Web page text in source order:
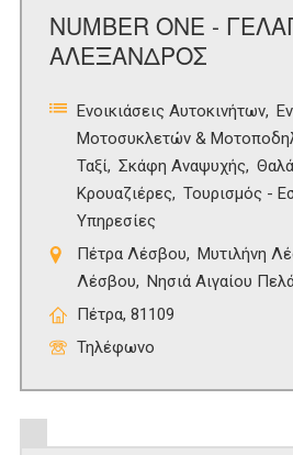
NUMBER ONE -
ΑΛΕΞΑΝΔΡΟΣ
Ενοικιάσεις Αυτοκινήτων
Μοτοσυκλετών &
Ταξί Σκάφη Αναψυχής
Κρουαζιέρες
Τουρισμός -
Υπηρεσίες
Πέτρα Λέσβου
Μυτιλήνη
Λέσβου
Νησιά Αιγαίου
Πέτρα, 81109
Τηλέφωνο